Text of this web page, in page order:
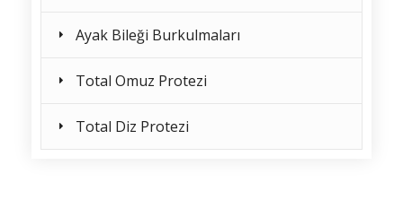
Ayak Bileği Burkulmaları
Total Omuz Protezi
Total Diz Protezi